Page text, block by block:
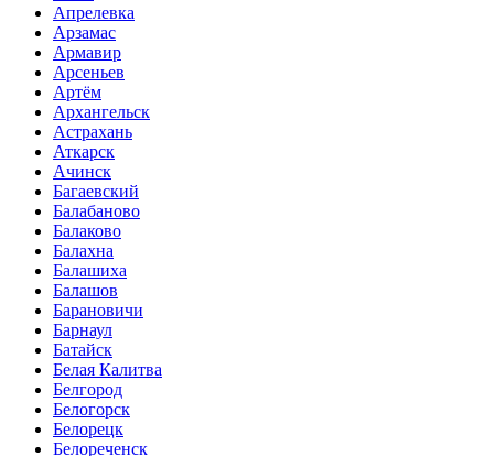
Апрелевка
Арзамас
Армавир
Арсеньев
Артём
Архангельск
Астрахань
Аткарск
Ачинск
Багаевский
Балабаново
Балаково
Балахна
Балашиха
Балашов
Барановичи
Барнаул
Батайск
Белая Калитва
Белгород
Белогорск
Белорецк
Белореченск